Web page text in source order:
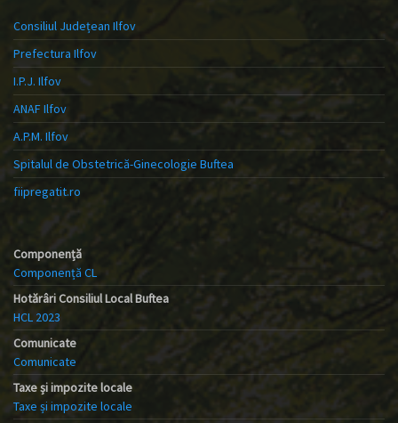
Consiliul Județean Ilfov
Prefectura Ilfov
I.P.J. Ilfov
ANAF Ilfov
A.P.M. Ilfov
Spitalul de Obstetrică-Ginecologie Buftea
fiipregatit.ro
Componență
Componență CL
Hotărâri Consiliul Local Buftea
HCL 2023
Comunicate
Comunicate
Taxe și impozite locale
Taxe și impozite locale